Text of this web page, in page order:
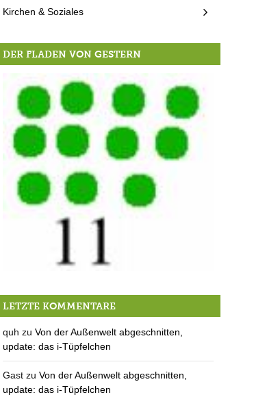
Kirchen & Soziales
DER FLADEN VON GESTERN
LETZTE KOMMENTARE
quh zuVon der Außenwelt abgeschnitten,
update: das i-Tüpfelchen
Gast zuVon der Außenwelt abgeschnitten,
update: das i-Tüpfelchen